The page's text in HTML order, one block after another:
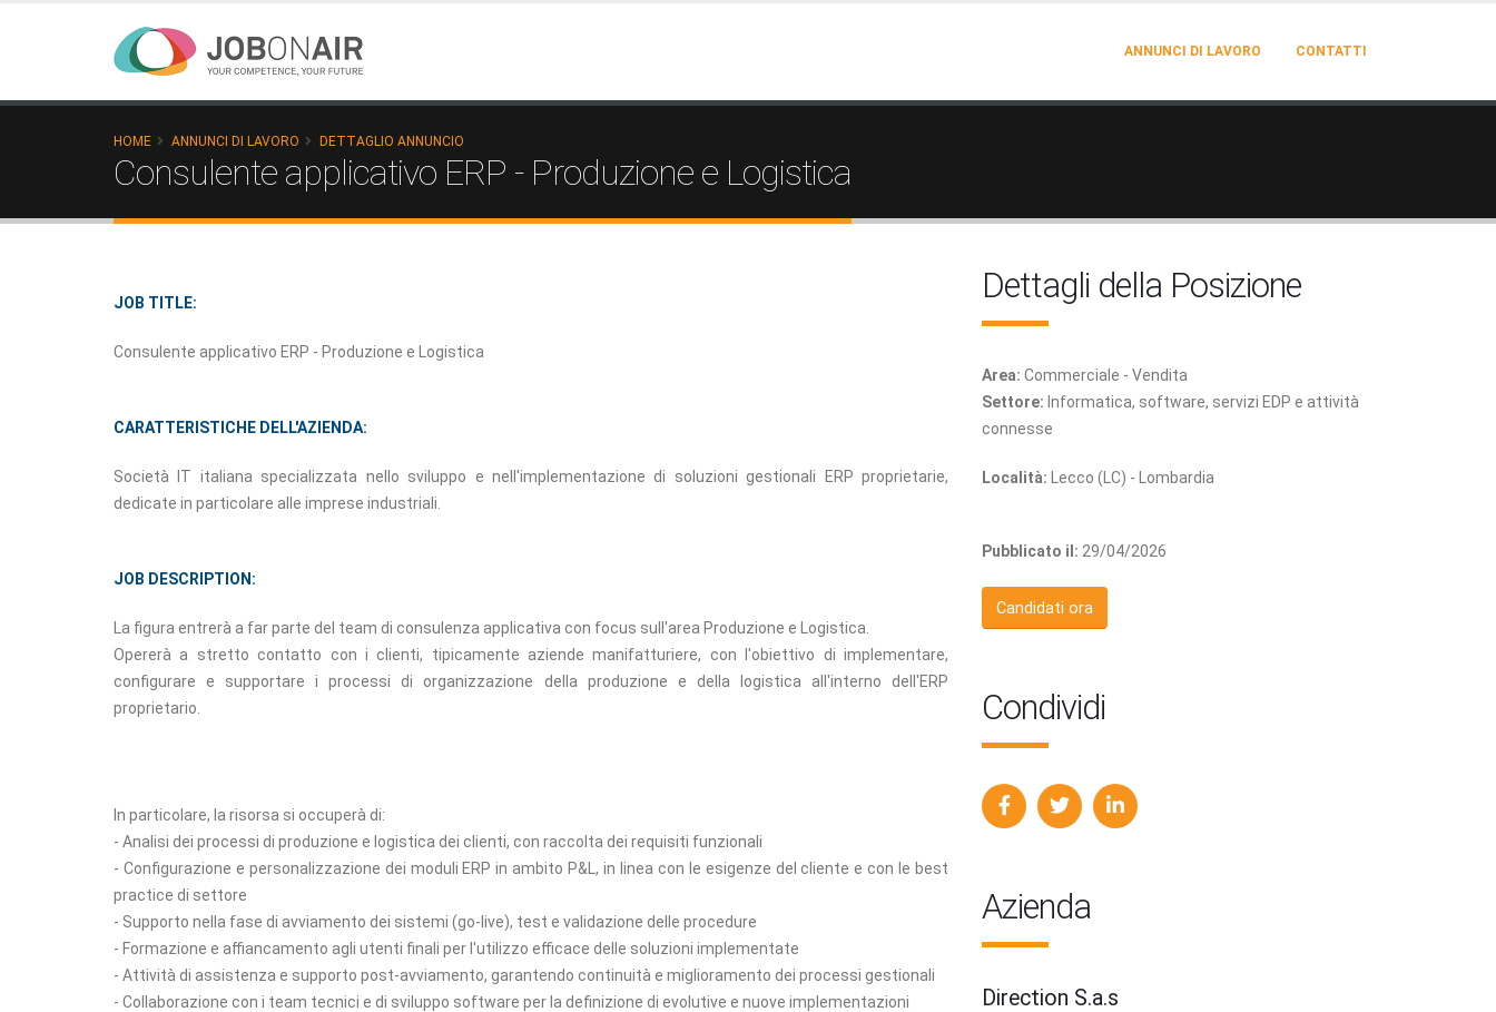
ANNUNCI DI LAVORO CONTATTI
HOME ANNUNCI DI LAVORO DETTAGLIO ANNUNCIO
Consulente applicativo ERP - Produzione e Logistica
JOB TITLE:
Consulente applicativo ERP - Produzione e Logistica
CARATTERISTICHE DELL'AZIENDA:
Società IT italiana specializzata nello sviluppo e nell'implementazione di soluzioni gestionali ERP proprietarie,
dedicate in particolare alle imprese industriali.
JOB DESCRIPTION:
La figura entrerà a far parte del team di consulenza applicativa con focus sull'area Produzione e Logistica.
Opererà a stretto contatto con i clienti, tipicamente aziende manifatturiere, con l'obiettivo di implementare,
configurare e supportare i processi di organizzazione della produzione e della logistica all'interno dell'ERP
proprietario.
In particolare, la risorsa si occuperà di:
- Analisi dei processi di produzione e logistica dei clienti, con raccolta dei requisiti funzionali
- Configurazione e personalizzazione dei moduli ERP in ambito P&L, in linea con le esigenze del cliente e con le best
practice di settore
- Supporto nella fase di avviamento dei sistemi (go-live), test e validazione delle procedure
- Formazione e affiancamento agli utenti finali per l'utilizzo efficace delle soluzioni implementate
- Attività di assistenza e supporto post-avviamento, garantendo continuità e miglioramento dei processi gestionali
- Collaborazione con i team tecnici e di sviluppo software per la definizione di evolutive e nuove implementazioni
Dettagli della Posizione
Area: Commerciale - Vendita
Settore: Informatica, software, servizi EDP e attività
connesse
Località: Lecco (LC) - Lombardia
Pubblicato il: 29/04/2026
Candidati ora
Condividi
Azienda
Direction S.a.s